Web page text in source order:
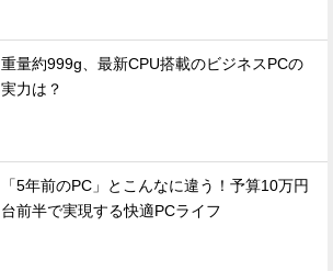
重量約999g、最新CPU搭載のビジネスPCの
実力は？
「5年前のPC」とこんなに違う！予算10万円
台前半で実現する快適PCライフ